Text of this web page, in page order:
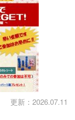
更新：2026.07.11